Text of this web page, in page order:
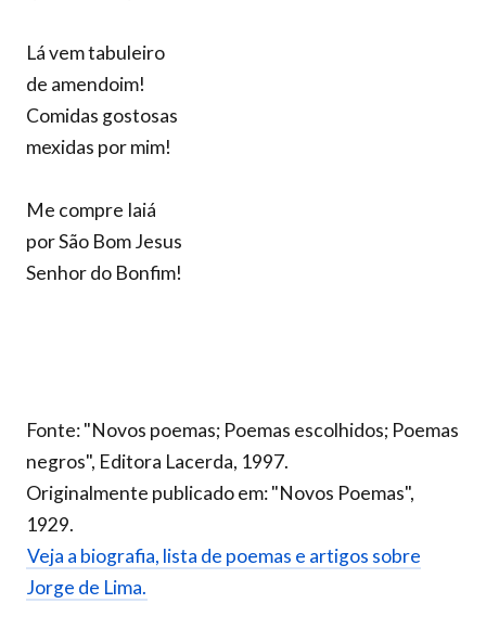
Lá vem tabuleiro
de amendoim!
Comidas gostosas
mexidas por mim!
Me compre Iaiá
por São Bom Jesus
Senhor do Bonfim!
Fonte: "Novos poemas; Poemas escolhidos; Poemas
negros", Editora Lacerda, 1997.
Originalmente publicado em: "Novos Poemas",
1929.
Veja a biografia, lista de poemas e artigos sobre
Jorge de Lima.